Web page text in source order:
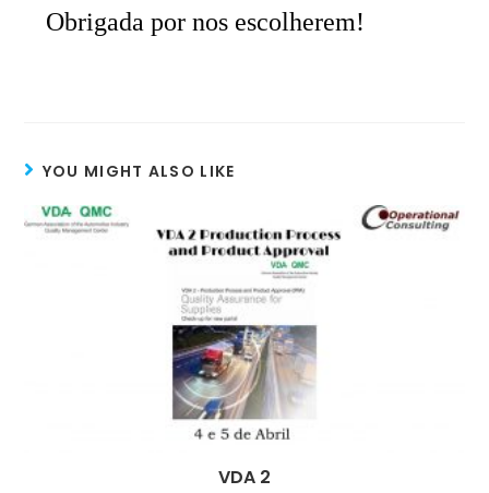
Obrigada por nos escolherem!
YOU MIGHT ALSO LIKE
VDA 2